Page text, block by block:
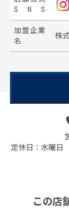
S
N S
加盟 企業
名
株
定休日：水曜日
この店